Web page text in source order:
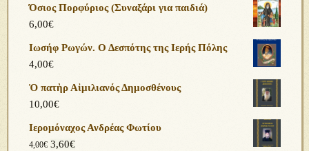
Όσιος Πορφύριος (Συναξάρι για παιδιά)
6,00€
Ιωσήφ Ρωγών. Ο Δεσπότης της Ιερής Πόλης
4,00€
Ὁ πατὴρ Αἰμιλιανός Δημοσθένους
10,00€
Ιερομόναχος Ανδρέας Φωτίου
4,00€ 3,60€